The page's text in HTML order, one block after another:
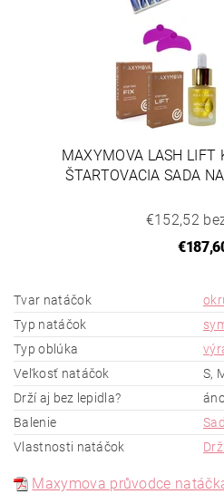
MAXYMOVA LASH LIFT
ŠTARTOVACIA SADA
€152,52
Tvar natáčok
Typ natáčok
Typ oblúka
Veľkosť natáčok
S,
Drží aj bez lepidla?
Balenie
Vlastnosti natáčok
Maxymova průvodce